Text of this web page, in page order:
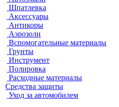
Шпатлевка
Аксессуары
Антикоры
Аэрозоли
Вспомогательные материалы
Грунты
Инструмент
Полировка
Расходные материалы
Средства защиты
Уход за автомобилем